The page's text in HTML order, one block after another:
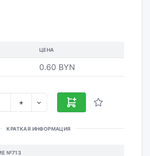
ЦЕНА
0.60 BYN
+
КРАТКАЯ ИНФОРМАЦИЯ
№713